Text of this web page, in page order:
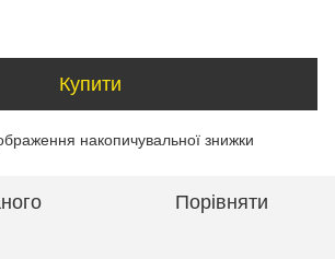
Купити
накопичувальної знижки
Порівняти